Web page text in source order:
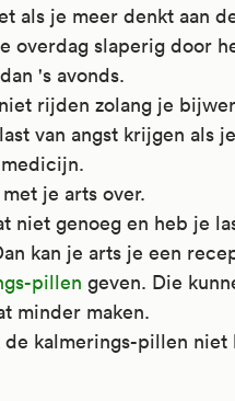
stof speelt
en stemmingen. SSRI's
en verminderen
het voor bij
zoals sociale
fobie, dwangstoornis,
en
Het wordt ook
syndroom (PMS),
en bij seksuele
zaadlozing).
voor meer informatie op
het voor bij
zoals
sociale fobie en
stressstoornis.
bij boulimia nervosa,
syndroom (PMS),
zaadlozing, bij
en bij prikkelbare-
voor meer informatie op
het voor bij
zoals een
sociale
fobie en
Verder bij
en
voor meer informatie op
en stemmingen. SSRI's
en verminderen
het voor bij
zoals een
specifieke fobie
stressstoornis.
ook gebruikt bij
premenstrueel
darmsyndroom.
voor meer informatie op
.
als je meer denkt aan
overdag slaperig door
's avonds.
rijden zolang je
van angst krijgen als
je arts over.
niet genoeg en heb je
kan je arts je een
pillen geven. Die
minder maken.
kalmerings-pillen niet